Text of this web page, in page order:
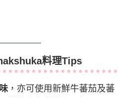
料理Tips
，亦可使用新鮮牛蕃茄及蕃